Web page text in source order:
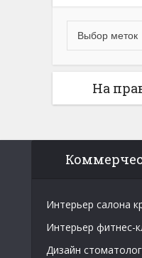
На
Интерьер салона
Интерьер фитнес-
Дизайн